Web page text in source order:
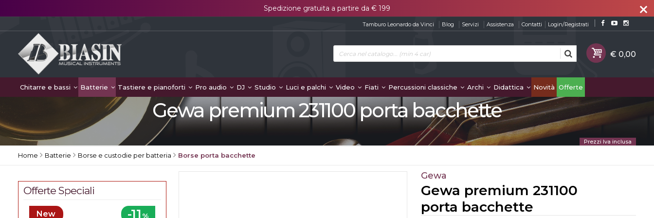
close
Spedizione gratuita a partire da € 199
Tamburo Leonardo da Vinci Blog Servizi Assistenza Contatti Login/Registrati
Chitarre e bassi Batterie Tastiere e pianoforti Pro audio DJ Studio Luci e palchi Video Fiati Percussioni classiche Archi Didattica Novità Offerte
Gewa premium 231100 porta bacchette
Prezzi Iva inclusa
Home Batterie Borse e custodie per batteria Borse porta bacchette
Gewa
Gewa premium 231100
porta bacchette
Offerte Speciali
-11 %
New